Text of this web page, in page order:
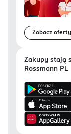
Zobacz
Zakupy stają
Rossmann PL